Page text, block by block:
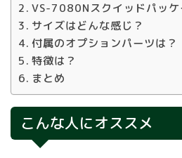
VS-7080Nスクイッドパッケ
サイズはどんな感じ？
付属のオプションパーツは？
特徴は？
まとめ
こんな人にオススメ